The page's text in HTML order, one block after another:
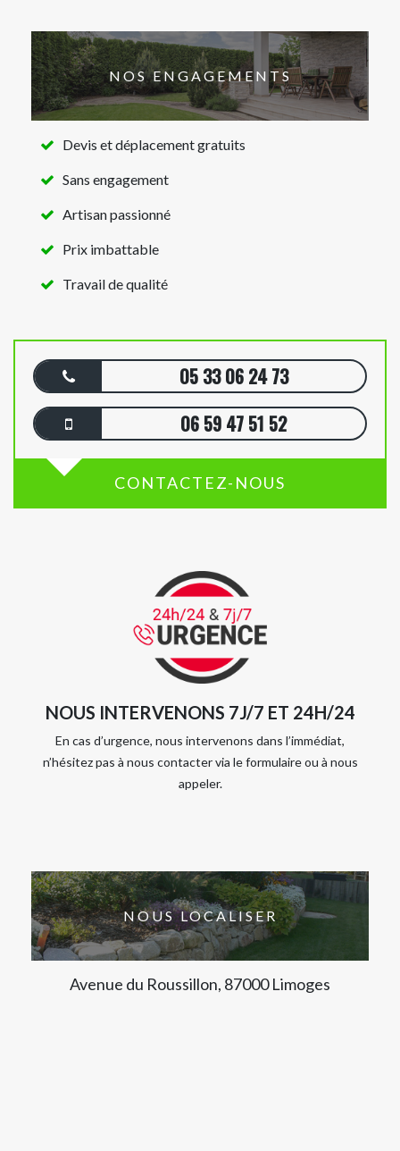
NOS ENGAGEMENTS
Devis et déplacement gratuits
Sans engagement
Artisan passionné
Prix imbattable
Travail de qualité
05 33 06 24 73
06 59 47 51 52
CONTACTEZ-NOUS
NOUS INTERVENONS 7J/7 ET 24H/24
En cas d’urgence, nous intervenons dans l’immédiat,
n’hésitez pas à nous contacter via le formulaire ou à nous
appeler.
NOUS LOCALISER
Avenue du Roussillon, 87000 Limoges